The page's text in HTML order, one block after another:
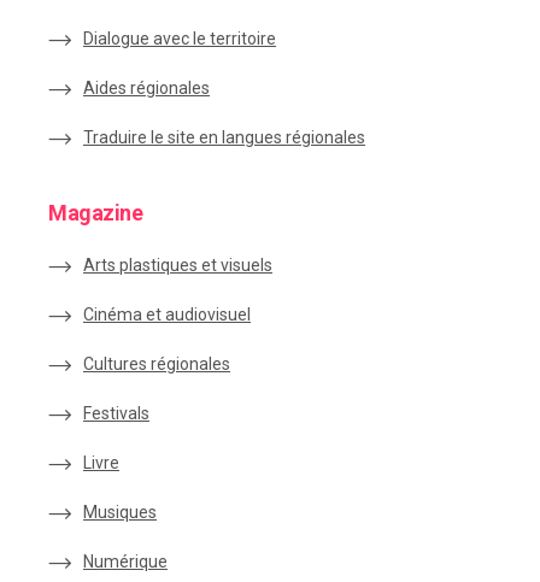
Dialogue avec le territoire
Aides régionales
Traduire le site en langues régionales
Magazine
Arts plastiques et visuels
Cinéma et audiovisuel
Cultures régionales
Festivals
Livre
Musiques
Numérique